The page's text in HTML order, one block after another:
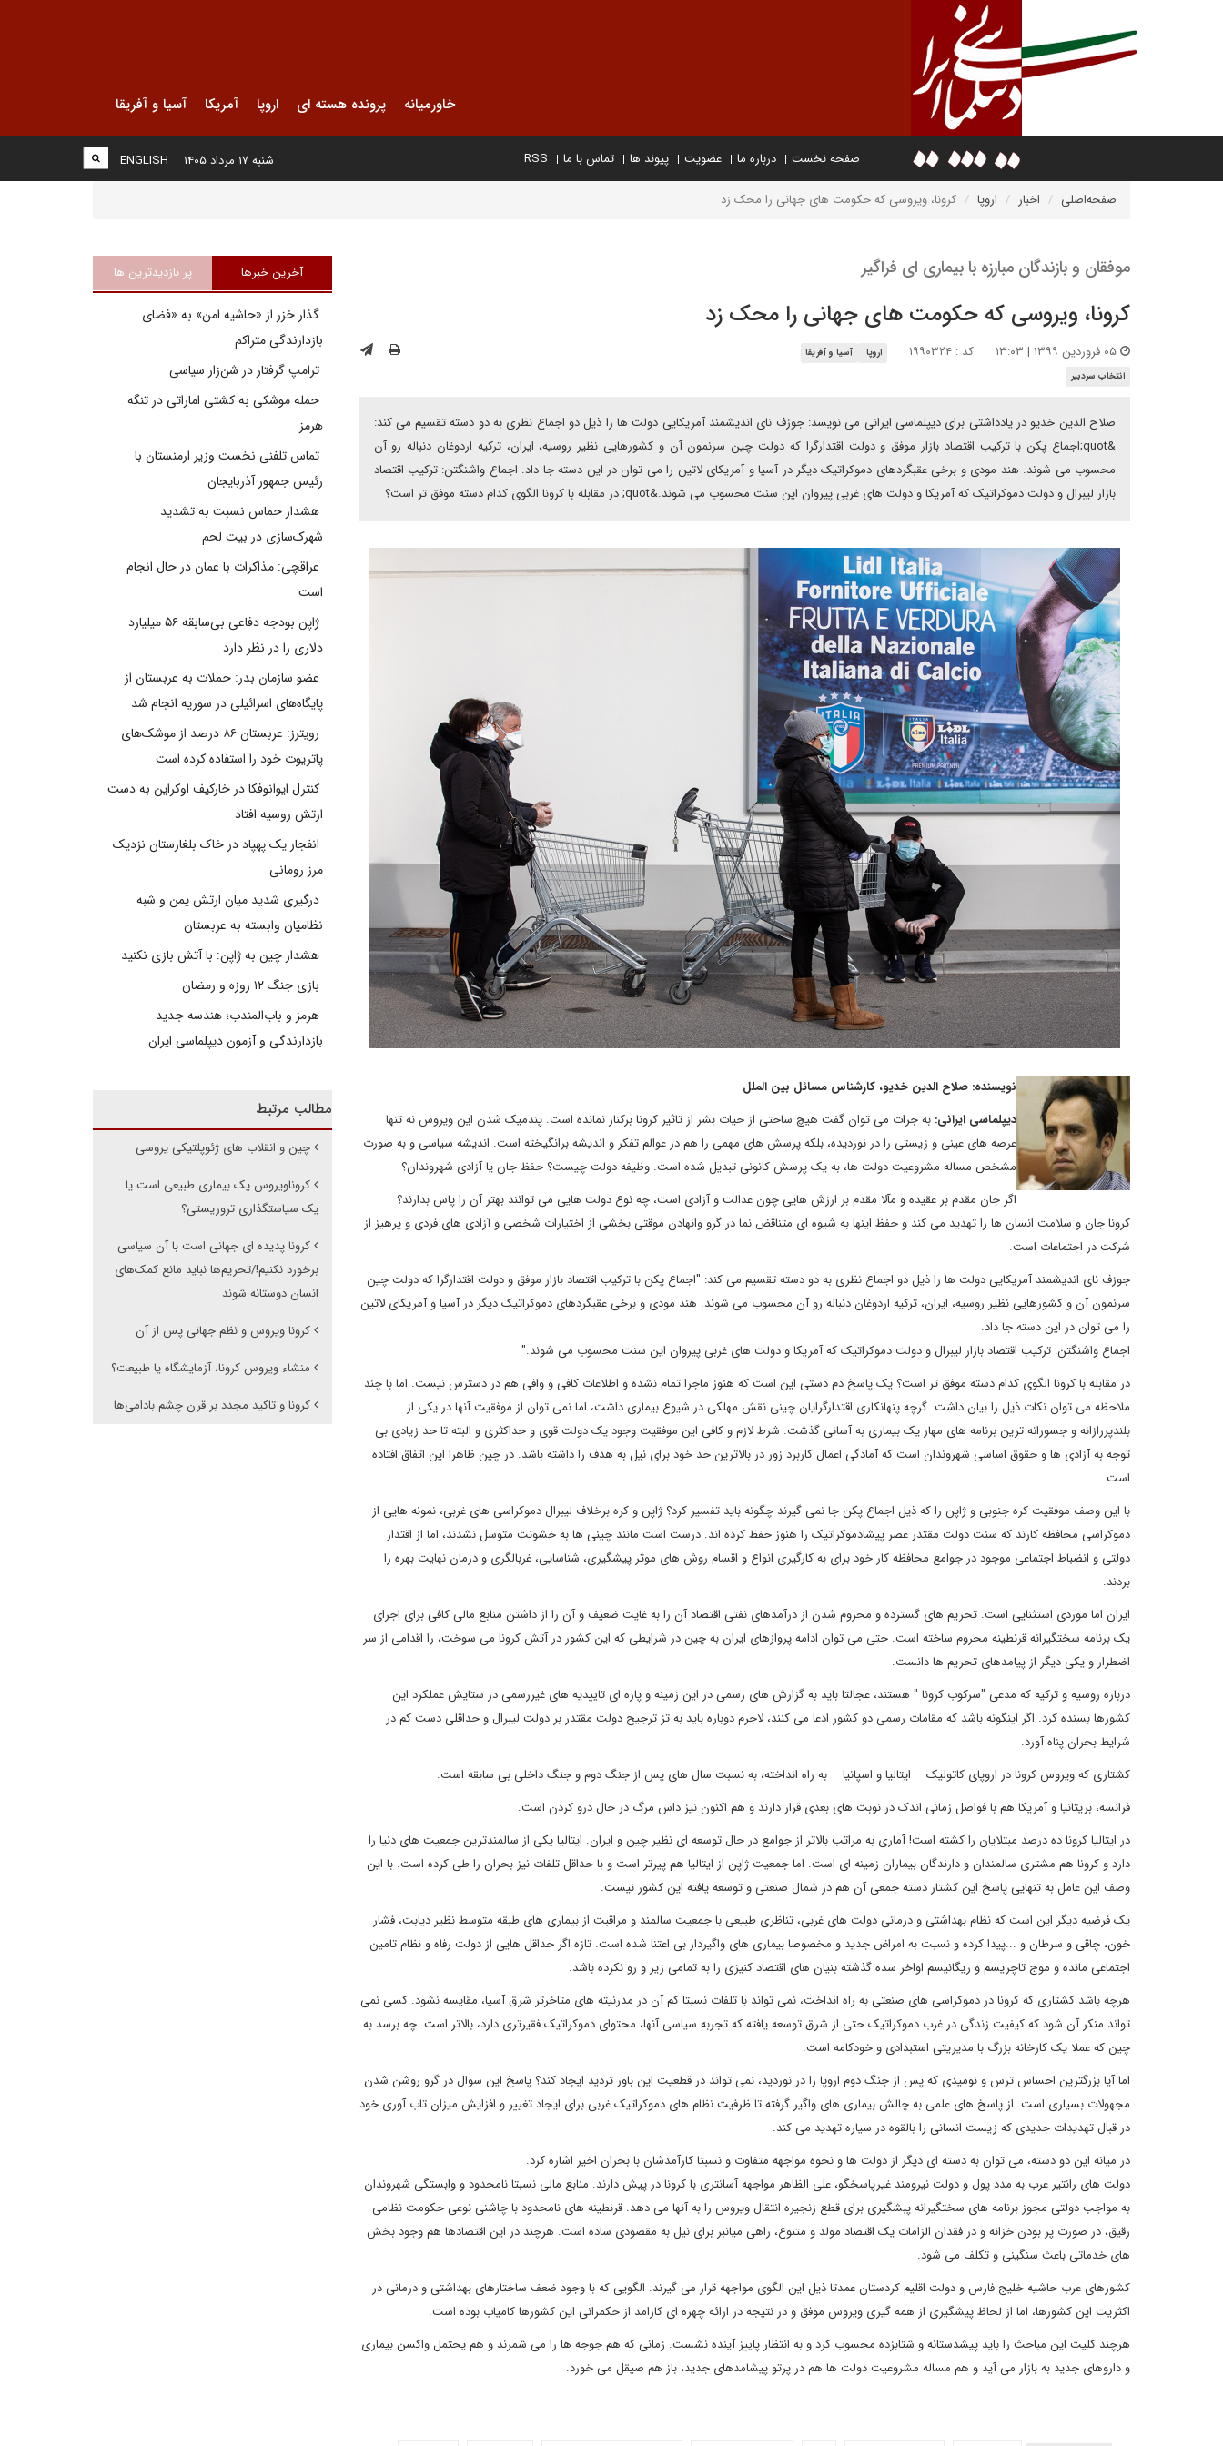
خاورمیانه پرونده هسته ای اروپا آمریکا آسیا و آفریقا
صفحه نخست درباره ما عضویت پیوند ها تماس با ما RSS
ENGLISH شنبه ۱۷ مرداد ۱۴۰۵
صفحه‌اصلی اخبار اروپا کرونا، ویروسی که حکومت های جهانی را محک زد
موفقان و بازندگان مبارزه با بیماری ای فراگیر
کرونا، ویروسی که حکومت های جهانی را محک زد
کد : ۱۹۹۰۳۲۴ اروپا
آسیا و آفریقا
انتخاب سردبیر
صلاح الدین خدیو در یادداشتی برای دیپلماسی ایرانی می نویسد: جوزف نای اندیشمند آمریکایی دولت ها را ذیل دو اجماع نظری به دو دسته تقسیم می کند:
&quot;اجماع پکن با ترکیب اقتصاد بازار موفق و دولت اقتدارگرا که دولت چین سرنمون آن و کشورهایی نظیر روسیه، ایران، ترکیه اردوغان دنباله رو آن
محسوب می شوند. هند مودی و برخی عقبگردهای دموکراتیک دیگر در آسیا و آمریکای لاتین را می توان در این دسته جا داد. اجماع واشنگتن: ترکیب اقتصاد
بازار لیبرال و دولت دموکراتیک که آمریکا و دولت های غربی پیروان این سنت محسوب می شوند.&quot; در مقابله با کرونا الگوی کدام دسته موفق تر است؟
نویسنده: صلاح الدین خدیو، کارشناس مسائل بین الملل
دیپلماسی ایرانی: به جرات می توان گفت هیچ ساحتی از حیات بشر از تاثیر کرونا برکنار نمانده است. پندمیک شدن این ویروس نه تنها
عرصه های عینی و زیستی را در نوردیده، بلکه پرسش های مهمی را هم در عوالم تفکر و اندیشه برانگیخته است. اندیشه سیاسی و به صورت
مشخص مساله مشروعیت دولت ها، به یک پرسش کانونی تبدیل شده است. وظیفه دولت چیست؟ حفظ جان یا آزادی شهروندان؟
اگر جان مقدم بر عقیده و مآلا مقدم بر ارزش هایی چون عدالت و آزادی است، چه نوع دولت هایی می توانند بهتر آن را پاس بدارند؟
کرونا جان و سلامت انسان ها را تهدید می کند و حفظ اینها به شیوه ای متناقض نما در گرو وانهادن موقتی بخشی از اختیارات شخصی و آزادی های فردی و پرهیز از
شرکت در اجتماعات است.
جوزف نای اندیشمند آمریکایی دولت ها را ذیل دو اجماع نظری به دو دسته تقسیم می کند: "اجماع پکن با ترکیب اقتصاد بازار موفق و دولت اقتدارگرا که دولت چین
سرنمون آن و کشورهایی نظیر روسیه، ایران، ترکیه اردوغان دنباله رو آن محسوب می شوند. هند مودی و برخی عقبگردهای دموکراتیک دیگر در آسیا و آمریکای لاتین
را می توان در این دسته جا داد.
اجماع واشنگتن: ترکیب اقتصاد بازار لیبرال و دولت دموکراتیک که آمریکا و دولت های غربی پیروان این سنت محسوب می شوند."
در مقابله با کرونا الگوی کدام دسته موفق تر است؟ یک پاسخ دم دستی این است که هنوز ماجرا تمام نشده و اطلاعات کافی و وافی هم در دسترس نیست. اما با چند
ملاحظه می توان نکات ذیل را بیان داشت. گرچه پنهانکاری اقتدارگرایان چینی نقش مهلکی در شیوع بیماری داشت، اما نمی توان از موفقیت آنها در یکی از
بلندپررازانه و جسورانه ترین برنامه های مهار یک بیماری به آسانی گذشت. شرط لازم و کافی این موفقیت وجود یک دولت قوی و حداکثری و البته تا حد زیادی بی
توجه به آزادی ها و حقوق اساسی شهروندان است که آمادگی اعمال کاربرد زور در بالاترین حد خود برای نیل به هدف را داشته باشد. در چین ظاهرا این اتفاق افتاده
است.
با این وصف موفقیت کره جنوبی و ژاپن را که ذیل اجماع پکن جا نمی گیرند چگونه باید تفسیر کرد؟ ژاپن و کره برخلاف لیبرال دموکراسی های غربی، نمونه هایی از
دموکراسی محافظه کارند که سنت دولت مقتدر عصر پیشادموکراتیک را هنوز حفظ کرده اند. درست است مانند چینی ها به خشونت متوسل نشدند، اما از اقتدار
دولتی و انضباط اجتماعی موجود در جوامع محافظه کار خود برای به کارگیری انواع و اقسام روش های موثر پیشگیری، شناسایی، غربالگری و درمان نهایت بهره را
بردند.
ایران اما موردی استثنایی است. تحریم های گسترده و محروم شدن از درآمدهای نفتی اقتصاد آن را به غایت ضعیف و آن را از داشتن منابع مالی کافی برای اجرای
یک برنامه سختگیرانه قرنطینه محروم ساخته است. حتی می توان ادامه پروازهای ایران به چین در شرایطی که این کشور در آتش کرونا می سوخت، را اقدامی از سر
اضطرار و یکی دیگر از پیامدهای تحریم ها دانست.
درباره روسیه و ترکیه که مدعی "سرکوب کرونا " هستند، عجالتا باید به گزارش های رسمی در این زمینه و پاره ای تاییدیه های غیررسمی در ستایش عملکرد این
کشورها بسنده کرد. اگر اینگونه باشد که مقامات رسمی دو کشور ادعا می کنند، لاجرم دوباره باید به تز ترجیح دولت مقتدر بر دولت لیبرال و حداقلی دست کم در
شرایط بحران پناه آورد.
کشتاری که ویروس کرونا در اروپای کاتولیک – ایتالیا و اسپانیا – به راه انداخته، به نسبت سال های پس از جنگ دوم و جنگ داخلی بی سابقه است.
فرانسه، بریتانیا و آمریکا هم با فواصل زمانی اندک در نوبت های بعدی قرار دارند و هم اکنون نیز داس مرگ در حال درو کردن است.
در ایتالیا کرونا ده درصد مبتلایان را کشته است! آماری به مراتب بالاتر از جوامع در حال توسعه ای نظیر چین و ایران. ایتالیا یکی از سالمندترین جمعیت های دنیا را
دارد و کرونا هم مشتری سالمندان و دارندگان بیماران زمینه ای است. اما جمعیت ژاپن از ایتالیا هم پیرتر است و با حداقل تلفات نیز بحران را طی کرده است. با این
وصف این عامل به تنهایی پاسخ این کشتار دسته جمعی آن هم در شمال صنعتی و توسعه یافته این کشور نیست.
یک فرضیه دیگر این است که نظام بهداشتی و درمانی دولت های غربی، تناظری طبیعی با جمعیت سالمند و مراقبت از بیماری های طبقه متوسط نظیر دیابت، فشار
خون، چاقی و سرطان و ...پیدا کرده و نسبت به امراض جدید و مخصوصا بیماری های واگیردار بی اعتنا شده است. تازه اگر حداقل هایی از دولت رفاه و نظام تامین
اجتماعی مانده و موج تاچریسم و ریگانیسم اواخر سده گذشته بنیان های اقتصاد کنیزی را به تمامی زیر و رو نکرده باشد.
هرچە باشد کشتاری که کرونا در دموکراسی های صنعتی به راه انداخت، نمی تواند با تلفات نسبتا کم آن در مدرنیته های متاخرتر شرق آسیا، مقایسه نشود. کسی نمی
تواند منکر آن شود که کیفیت زندگی در غرب دموکراتیک حتی از شرق توسعه یافته که تجربه سیاسی آنها، محتوای دموکراتیک فقیرتری دارد، بالاتر است. چه برسد به
چین که عملا یک کارخانه بزرگ با مدیریتی استبدادی و خودکامه است.
اما آیا بزرگترین احساس ترس و نومیدی که پس از جنگ دوم اروپا را در نوردید، نمی تواند در قطعیت این باور تردید ایجاد کند؟ پاسخ این سوال در گرو روشن شدن
مجهولات بسیاری است. از پاسخ های علمی به چالش بیماری های واگیر گرفته تا ظرفیت نظام های دموکراتیک غربی برای ایجاد تغییر و افزایش میزان تاب آوری خود
در قبال تهدیدات جدیدی که زیست انسانی را بالقوه در سیاره تهدید می کند.
در میانه این دو دسته، می توان به دسته ای دیگر از دولت ها و نحوه مواجهه متفاوت و نسبتا کارآمدشان با بحران اخیر اشاره کرد.
دولت های رانتیر عرب به مدد پول و دولت نیرومند غیرپاسخگو، علی الظاهر مواجهه آسانتری با کرونا در پیش دارند. منابع مالی نسبتا نامحدود و وابستگی شهروندان
به مواجب دولتی مجوز برنامه های سختگیرانه پبشگیری برای قطع زنجیره انتقال ویروس را به آنها می دهد. قرنطینه های نامحدود با چاشنی نوعی حکومت نظامی
رقیق، در صورت پر بودن خزانه و در فقدان الزامات یک اقتصاد مولد و متنوع، راهی میانبر برای نیل به مقصودی ساده است. هرچند در این اقتصادها هم وجود بخش
های خدماتی باعث سنگینی و تکلف می شود.
کشورهای عرب حاشیه خلیج فارس و دولت اقلیم کردستان عمدتا ذیل این الگوی مواجهه قرار می گیرند. الگویی که با وجود ضعف ساختارهای بهداشتی و درمانی در
اکثریت این کشورها، اما از لحاظ پیشگیری از همه گیری ویروس موفق و در نتیجه در ارائه چهره ای کارامد از حکمرانی این کشورها کامیاب بوده است.
هرچند کلیت این مباحث را باید پیشدستانه و شتابزده محسوب کرد و به انتظار پاییز آینده نشست. زمانی که هم جوجه ها را می شمرند و هم یحتمل واکسن بیماری
و داروهای جدید به بازار می آید و هم مساله مشروعیت دولت ها هم در پرتو پیشامدهای جدید، باز هم صیقل می خورد.
آخرین خبرها پر بازدیدترین ها
گذار خزر از «حاشیه امن» به «فضای
بازدارندگی متراکم
ترامپ گرفتار در شن‌زار سیاسی
حمله موشکی به کشتی اماراتی در تنگه
هرمز
تماس تلفنی نخست وزیر ارمنستان با
رئیس جمهور آذربایجان
هشدار حماس نسبت به تشدید
شهرک‌سازی در بیت‌ لحم
عراقچی: مذاکرات با عمان در حال انجام
است
ژاپن بودجه دفاعی بی‌سابقه ۵۶ میلیارد
دلاری را در نظر دارد
عضو سازمان بدر: حملات به عربستان از
پایگاه‌های اسرائیلی در سوریه انجام شد
رویترز: عربستان ۸۶ درصد از موشک‌های
پاتریوت خود را استفاده کرده است
کنترل ایوانوفکا در خارکیف اوکراین به دست
ارتش روسیه افتاد
انفجار یک پهپاد در خاک بلغارستان نزدیک
مرز رومانی
درگیری شدید میان ارتش یمن و شبه
نظامیان وابسته به عربستان
هشدار چین به ژاپن: با آتش بازی نکنید
بازی جنگ ۱۲ روزه و رمضان
هرمز و باب‌المندب؛ هندسه جدید
بازدارندگی و آزمون دیپلماسی ایران
مطالب مرتبط
چین و انقلاب های ژئوپلتیکی یروسی
کروناویروس یک بیماری طبیعی است یا
یک سیاستگذاری تروریستی؟
کرونا پدیده ای جهانی است با آن سیاسی
برخورد نکنیم!/تحریم‌ها نباید مانع کمک‌های
انسان دوستانه شوند
کرونا ویروس و نظم جهانی پس از آن
منشاء ویروس کرونا، آزمایشگاه یا طبیعت؟
کرونا و تاکید مجدد بر قرن چشم بادامی‌ها